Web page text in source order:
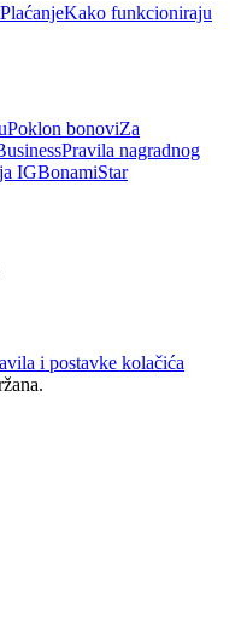
PlaćanjeKako funkcioniraju
Poklon bonoviZa
Pravila nagradnog
IGBonamiStar
i postavke kolačića